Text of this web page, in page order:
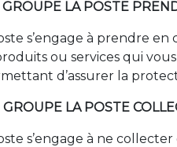
GROUPE LA POSTE
s’engage à prendre
ou services qui
d’assurer la
LA POSTE
s’engage à ne